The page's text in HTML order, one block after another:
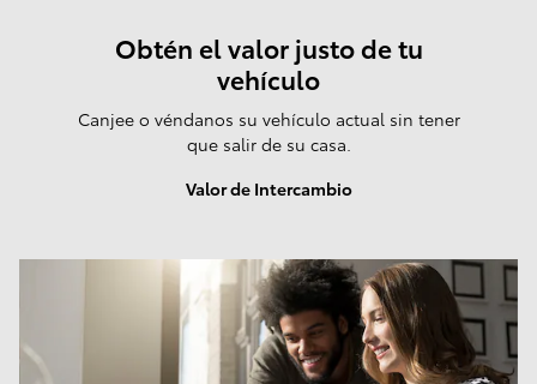
Obtén el valor justo de tu
vehículo
Canjee o véndanos su vehículo actual sin tener
que salir de su casa.
Valor de Intercambio